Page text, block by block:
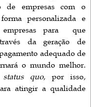
de empresas com o
personalizada e
empresas para que
da geração de
adequado de
o mundo melhor.
status quo, por isso,
atingir a qualidade